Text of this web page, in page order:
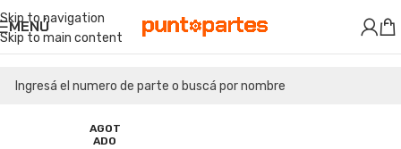
Skip to navigation
Skip to main content
MENÚ
AGOT
ADO